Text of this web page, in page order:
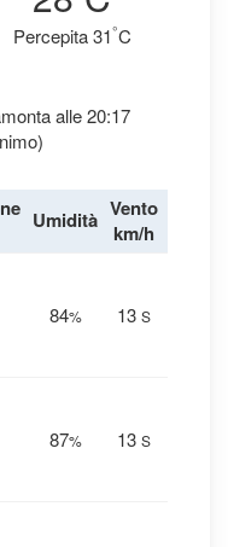
Percepita 31°C
alle 20:17
Umidità Vento
km/h
84% 13 S
87% 13 S